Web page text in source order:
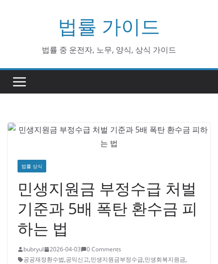
법률 가이드
법률 중 운전자, 노무, 양식, 상식 가이드
법률 상식
민생지원금 부정수급 처벌
기준과 5배 폭탄 환수금 피
하는 법
bubryul 2026-04-03
0 Comments
공공재정환수법,공익신고,민생지원금부정수급,민생회복지원금,